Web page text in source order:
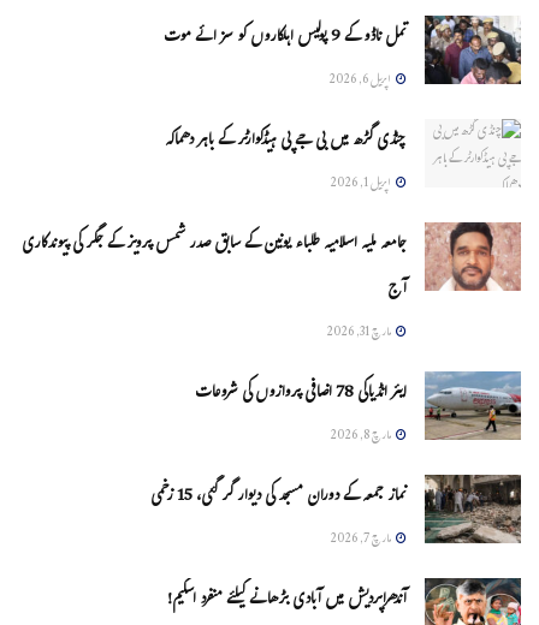
تمل ناڈو کے 9 پولیس اہلکاروں کو سزائے موت
اپریل 6, 2026
چنڈی گڑھ میں بی جے پی ہیڈکوارٹر کے باہر دھماکہ
اپریل 1, 2026
جامعہ ملیہ اسلامیہ طلباء یونین کے سابق صدر شمس پرویز کے جگر کی پیوندکاری
آج
مارچ 31, 2026
ایئر انڈیاکی 78 اضافی پروازوں کی شروعات
مارچ 8, 2026
نماز جمعہ کے دوران مسجد کی دیوار گر گئی، 15 زخمی
مارچ 7, 2026
آندھراپردیش میں آبادی بڑھانے کیلئے منفرد اسکیم!